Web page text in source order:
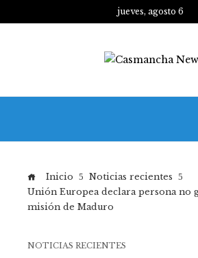
jueves, agosto 6
Inicio
Noticias recientes
Unión Europea declara persona no
misión de Maduro
NOTICIAS RECIENTES